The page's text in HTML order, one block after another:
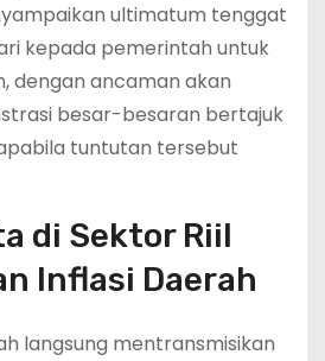
ultimatum tenggat
kepada pemerintah untuk
dengan ancaman akan
besar-besaran bertajuk
apabila tuntutan tersebut
di Sektor Riil
Inflasi Daerah
langsung mentransmisikan